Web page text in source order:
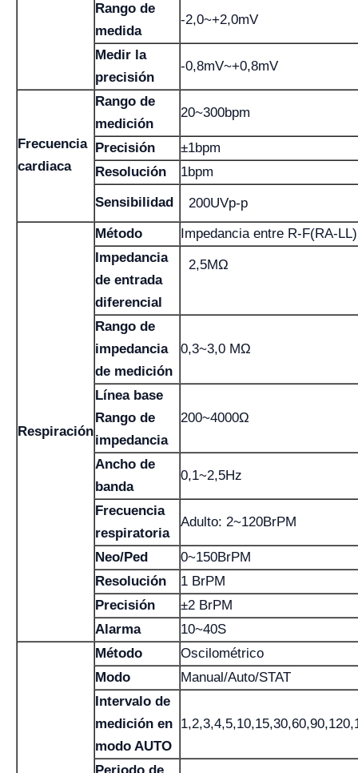
Rango de
medida
-2,0~+2,0mV
Medir la
precisión
-0,8mV~+0,8mV
Frecuencia
cardiaca
Rango de
medición
20~300bpm
Precisión
±1bpm
Resolución
1bpm
Sensibilidad
200UVp-p
Respiración
Método
Impedancia entre R-F(RA-LL)
Impedancia
de entrada
diferencial
2,5MΩ
Rango de
impedancia
de medición
0,3~3,0 MΩ
Línea base
Rango de
impedancia
200~4000Ω
Ancho de
banda
0,1~2,5Hz
Frecuencia
respiratoria
Adulto: 2~120BrPM
Neo/Ped
0~150BrPM
Resolución
1 BrPM
Precisión
±2 BrPM
Alarma
10~40S
Método
Oscilométrico
Modo
Manual/Auto/STAT
Intervalo de
medición en
modo AUTO